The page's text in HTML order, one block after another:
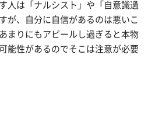
人は「ナルシスト」や「自意識過
が、自分に自信があるのは悪いこ
まりにもアピールし過ぎると本物
能性があるのでそこは注意が必要